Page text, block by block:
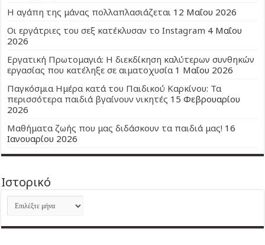
Η αγάπη της μάνας πολλαπλασιάζεται 12 Μαΐου 2026
Οι εργάτριες του σεξ κατέκλυσαν το Instagram 4 Μαΐου
2026
Εργατική Πρωτομαγιά: Η διεκδίκηση καλύτερων συνθηκών
εργασίας που κατέληξε σε αιματοχυσία 1 Μαΐου 2026
Παγκόσμια Ημέρα κατά του Παιδικού Καρκίνου: Τα
περισσότερα παιδιά βγαίνουν νικητές 15 Φεβρουαρίου
2026
Μαθήματα ζωής που μας διδάσκουν τα παιδιά μας! 16
Ιανουαρίου 2026
Ιστορικό
Ιστορικό